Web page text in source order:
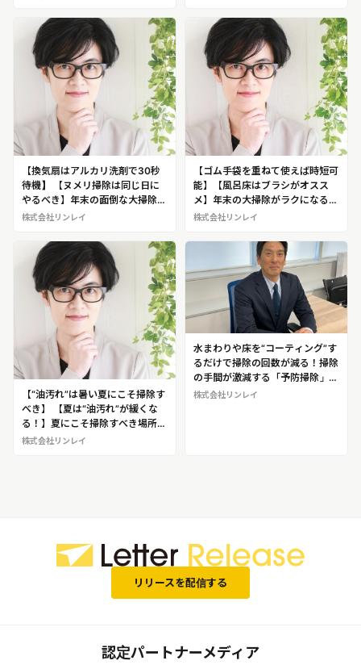
レイ ※商品紹介・開発秘話・企
業の歴史など、取材が可能です！
【換気扇はアルカリ洗剤で30秒
待機】 【ヌメリ掃除は同じ日に
やるべき】年末の面倒な大掃除を
回避できるかどうかは、今、決ま
「月イチ掃除術」を提唱！家事・
掃除アドバイザー 藤原千秋（ふ
じわら・ちあき）
株式会社リンレイ
【ゴム手袋を重ねて使えば時短可
能】【風呂床はブラシがオスス
メ】年末の大掃除がラクになる
【時短大掃除術】を伝授！家事・
じわら・ちあき）
株式会社リンレイ
【“油汚れ”は暑い夏にこそ掃除す
べき】 【夏は“油汚れ”が緩くな
る！】夏にこそ掃除すべき場所を
提案する家事・掃除アドバイザー
株式会社リンレイ
水まわりや床を“コーティング”す
るだけで掃除の回数が減る！掃除
の手間が激減する「予防掃除」の
プロフェッショナル 福井崇人
株式会社リンレイ
リリースを配信する
認定パートナーメディア